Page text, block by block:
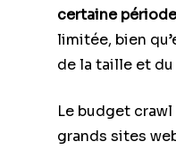
certaine
limitée, bien
de la taille et
Le budget
grands sites